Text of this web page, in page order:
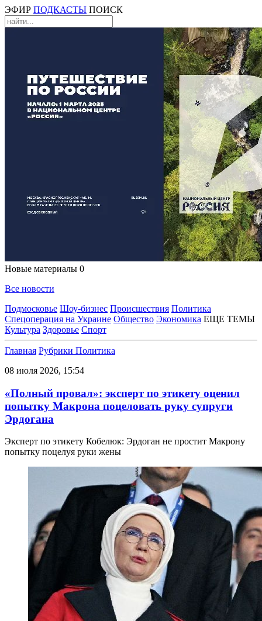
ЭФИР ПОДКАСТЫ ПОИСК
Новые материалы 0
Все новости
Подмосковье Шоу-бизнес Происшествия Политика
Спецоперация на Украине Общество Экономика ЕЩЕ ТЕМЫ
Культура Здоровье Спорт
Главная Рубрики Политика
08 июля 2026, 15:54
«Полный провал»: эксперт по этикету оценил
попытку Макрона поцеловать руку супруги
Эрдогана
Эксперт по этикету Кобелюк: Эрдоган не простит Макрону
попытку поцелуя руки жены